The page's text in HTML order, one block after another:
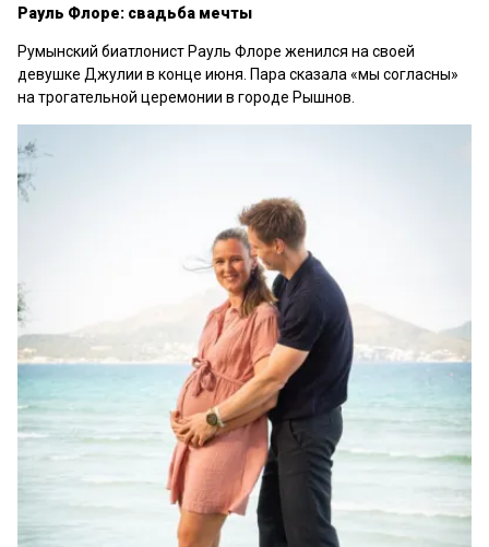
Рауль Флоре: свадьба мечты
Румынский биатлонист Рауль Флоре женился на своей
девушке Джулии в конце июня. Пара сказала «мы согласны»
на трогательной церемонии в городе Рышнов.